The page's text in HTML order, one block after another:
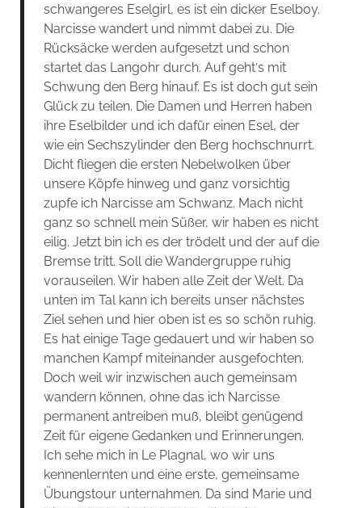
schwangeres Eselgirl, es ist ein dicker Eselboy.
Narcisse wandert und nimmt dabei zu. Die
Rücksäcke werden aufgesetzt und schon
startet das Langohr durch. Auf gehtˋs mit
Schwung den Berg hinauf. Es ist doch gut sein
Glück zu teilen. Die Damen und Herren haben
ihre Eselbilder und ich dafür einen Esel, der
wie ein Sechszylinder den Berg hochschnurrt.
Dicht fliegen die ersten Nebelwolken über
unsere Köpfe hinweg und ganz vorsichtig
zupfe ich Narcisse am Schwanz. Mach nicht
ganz so schnell mein Süßer, wir haben es nicht
eilig. Jetzt bin ich es der trödelt und der auf die
Bremse tritt. Soll die Wandergruppe ruhig
vorauseilen. Wir haben alle Zeit der Welt. Da
unten im Tal kann ich bereits unser nächstes
Ziel sehen und hier oben ist es so schön ruhig.
Es hat einige Tage gedauert und wir haben so
manchen Kampf miteinander ausgefochten.
Doch weil wir inzwischen auch gemeinsam
wandern können, ohne das ich Narcisse
permanent antreiben muß, bleibt genügend
Zeit für eigene Gedanken und Erinnerungen.
Ich sehe mich in Le Plagnal, wo wir uns
kennenlernten und eine erste, gemeinsame
Übungstour unternahmen. Da sind Marie und